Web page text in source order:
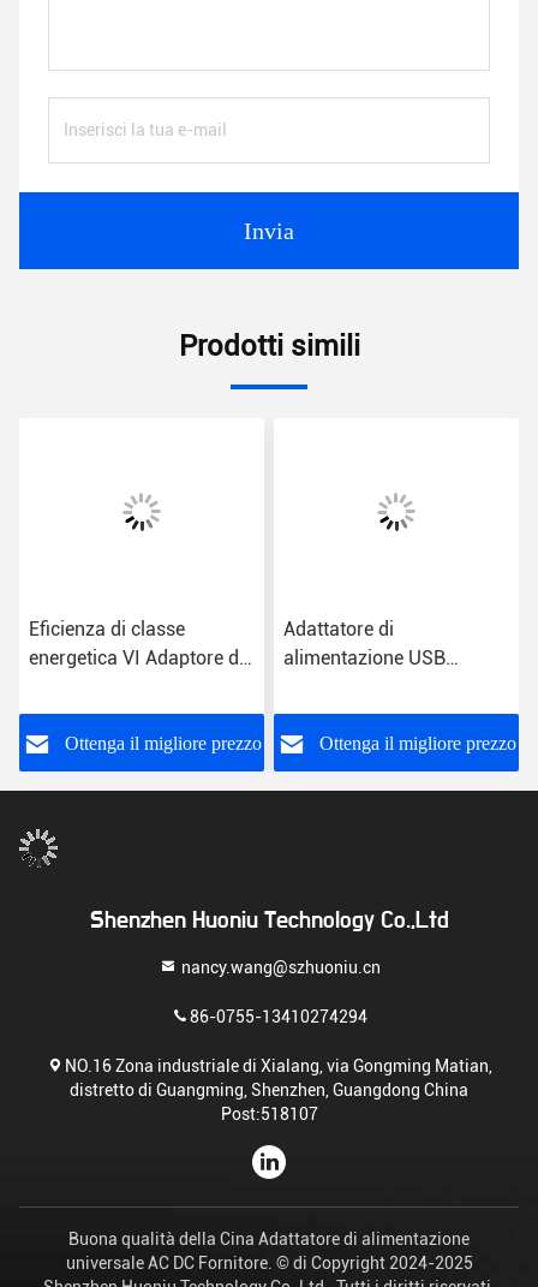
Invia
Prodotti simili
Eficienza di classe
energetica VI Adaptore di
USB con ingresso CA per
uso universale
Ottenga il migliore prezzo
Adattatore di
alimentazione USB
energetica VI
Ottenga il migliore prezzo
Shenzhen Huoniu Technology Co.,Ltd
nancy.wang@szhuoniu.cn
86-0755-13410274294
NO.16 Zona industriale di Xialang, via Gongming Matian,
distretto di Guangming, Shenzhen, Guangdong China
Post:518107
Buona qualità della Cina Adattatore di alimentazione
universale AC DC Fornitore. © di Copyright 2024-2025